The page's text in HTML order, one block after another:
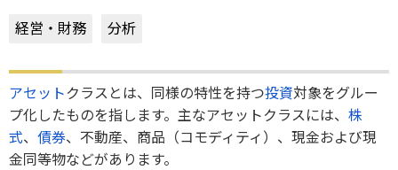
経営・財務 分析
アセットクラスとは、同様の特性を持つ投資対象をグルー
プ化したものを指します。主なアセットクラスには、 株
式、 債券、不動産、商品（コモディティ）、現金および現
金同等物などがあります。